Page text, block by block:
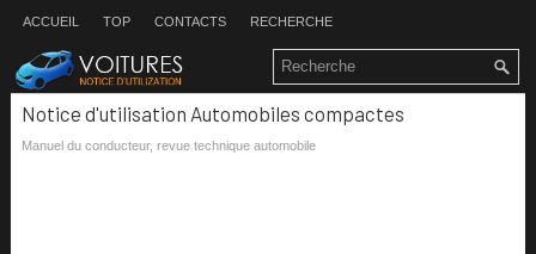
ACCUEIL TOP CONTACTS RECHERCHE
Notice d'utilisation Automobiles compactes
Manuel du conducteur, revue technique automobile